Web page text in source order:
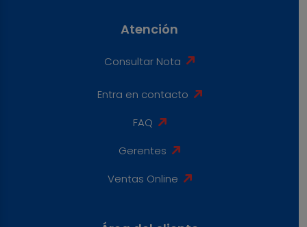
Atención
Consultar Nota
Entra en contacto
FAQ
Gerentes
Ventas Online